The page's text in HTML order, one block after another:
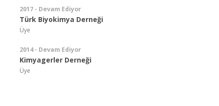
2017 - Devam Ediyor
Türk Biyokimya Derneği
Üye
2014 - Devam Ediyor
Kimyagerler Derneği
Üye